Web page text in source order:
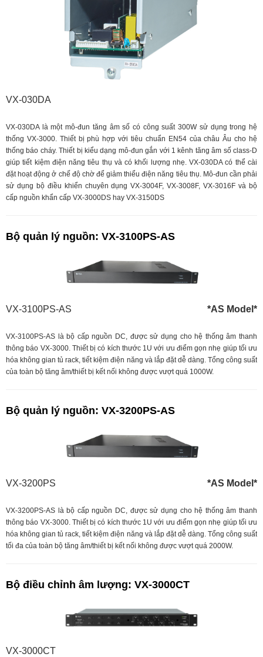
VX-030DA
VX-030DA là một mô-đun tăng âm số có công suất 300W sử dụng trong hệ
thống VX-3000. Thiết bị phù hợp với tiêu chuẩn EN54 của châu Âu cho hệ
thống báo cháy. Thiết bị kiểu dạng mô-đun gắn với 1 kênh tăng âm số class-D
giúp tiết kiệm điện năng tiêu thụ và có khối lượng nhẹ. VX-030DA có thể cài
đặt hoạt động ở chế độ chờ để giảm thiểu điện năng tiêu thụ. Mô-đun cần phải
sử dụng bộ điều khiển chuyên dụng VX-3004F, VX-3008F, VX-3016F và bộ
cấp nguồn khẩn cấp VX-3000DS hay VX-3150DS
Bộ quản lý nguồn: VX-3100PS-AS
VX-3100PS-AS *AS Model*
VX-3100PS-AS là bộ cấp nguồn DC, được sử dụng cho hệ thống âm thanh
thông báo VX-3000. Thiết bị có kích thước 1U với ưu điểm gọn nhẹ giúp tối ưu
hóa không gian tủ rack, tiết kiệm điện năng và lắp đặt dễ dàng. Tổng công suất
của toàn bộ tăng âm/thiết bị kết nối không được vượt quá 1000W.
Bộ quản lý nguồn: VX-3200PS-AS
VX-3200PS *AS Model*
VX-3200PS-AS là bộ cấp nguồn DC, được sử dụng cho hệ thống âm thanh
thông báo VX-3000. Thiết bị có kích thước 1U với ưu điểm gọn nhẹ giúp tối ưu
hóa không gian tủ rack, tiết kiệm điện năng và lắp đặt dễ dàng. Tổng công suất
tối đa của toàn bộ tăng âm/thiết bị kết nối không được vượt quá 2000W.
Bộ điều chỉnh âm lượng: VX-3000CT
VX-3000CT